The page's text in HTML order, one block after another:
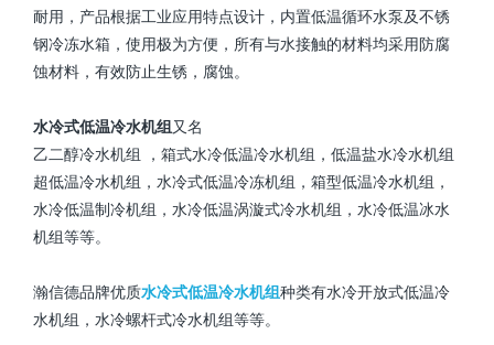
耐用，产品根据工业应用特点设计，内置低温循环水泵及不锈
钢冷冻水箱，使用极为方便，所有与水接触的材料均采用防腐
蚀材料，有效防止生锈，腐蚀。
水冷式低温冷水机组又名
乙二醇冷水机组 ，箱式水冷低温冷水机组，低温盐水冷水机组
超低温冷水机组，水冷式低温冷冻机组，箱型低温冷水机组，
水冷低温制冷机组，水冷低温涡漩式冷水机组，水冷低温冰水
机组等等。
瀚信德品牌优质水冷式低温冷水机组种类有水冷开放式低温冷
水机组，水冷螺杆式冷水机组等等。